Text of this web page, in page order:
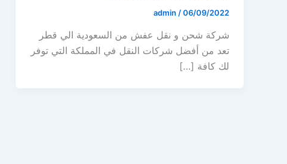
admin /06/09/2022
شركة شحن و نقل عفش من السعودية الي قطر
تعد من أفضل شركات النقل في المملكة التي توفر
لك كافة […]